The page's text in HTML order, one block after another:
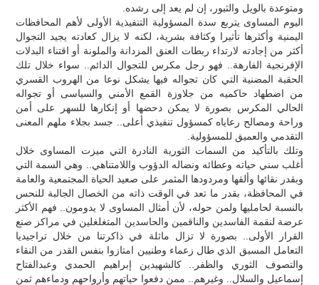
ومتوعدة بالويل والثبور، إن لم يعد إلى رشده.
اليوم المساوى يتربع سدة المسؤولية التنفيذية الأولى لأهم المحافظات
اليمنية وأكثرها تأثيرا وكثافة بشرية، لكنه لا يزال كعادته يجيد التجوال
أكثر من إجادته لارتداء ربطات العنق المزدانة والملونة أو اقتناء البدلات
الإفرنجية الفارهة.. فهو رجل مكرس للتجوال الدائم.. سواء خلال تلك
الحقبة المضنية التي كان تجواله فيها يشكل نوعا من الهروب القسري
من اضطهاد حاكميه من جلاوزة القمع الأمني والسياسى أو تجواله
الحالي المكرس بصورة لا يمكن دحضها أو إنكارها للسهر على أمن
وراحة ومصالح رعاياه كمسؤول تنفيذي أعلى.. جسد بجلاء ملهم المعنى
التقدمي والعميق للمسؤولية.
وتلك بالتأكيد من السمات الثورية النادرة التي ميزت المساوى خلال
أغلب سني حياته وعطائه ونضاله الدؤوب واللامتناهي.. وهي السمة التي
وبقدر نقائها وألقها ومردودها المثمر على صعيد الحياة المجتمعية والعامة
في المحافظة، بقدر ما تعد في الوقت ذاته من الخصال الجالبة للنحس
بالنسبة لحامليها ولمن حوله، لأن أمثال المساوى لا يدومون.. فهم الأكثر
عرضة لنقمة الفاسدين والناقمين والحاسدين المتغلغلين في مراكز صنع
القرار الأولى.. بصورة لا تزال ماثلة في ذاكرتنا من خلال تراجيديا
التعامل المسبق الذي طال زعماء وطنيين امتازوا بنفس القدر من النقاء
والتصوف الثوري والظفر.. كالشهيدين إبراهيم الحمدي وعبدالفتاح
إسماعيل والسلال.. وغيرهم.. ممن دفعوا حياتهم وأرواحهم ودماءهم ثمن